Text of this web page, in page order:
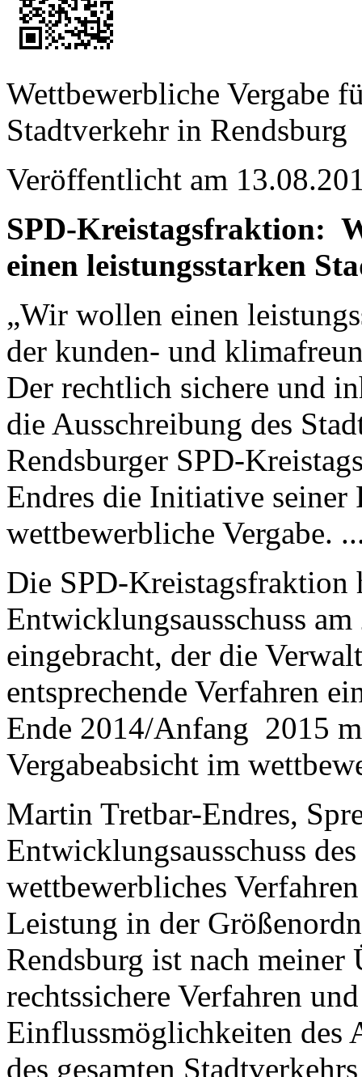
Wettbewerbliche Vergabe
Stadtverkehr in Rendsburg
Veröffentlicht am
SPD-Kreistagsfraktion:
einen leistungsstarken
„Wir wollen einen
der kunden- und
Der rechtlich sichere und
die Ausschreibung des
Rendsburger SPD-
Endres die Initiative seiner
wettbewerbliche Vergabe.
Die SPD-Kreistagsfraktion
Entwicklungsausschuss
eingebracht, der die
entsprechende Verfahren
Ende 2014/Anfang 2015
Vergabeabsicht im
Martin Tretbar-Endres,
Entwicklungsausschuss
wettbewerbliches
Leistung in der
Rendsburg ist nach meiner
rechtssichere Verfahren
Einflussmöglichkeiten des
des gesamten